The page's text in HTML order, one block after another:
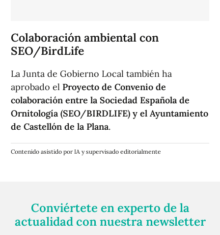
Colaboración ambiental con
SEO/BirdLife
La Junta de Gobierno Local también ha
aprobado el Proyecto de Convenio de
colaboración entre la Sociedad Española de
Ornitología (SEO/BIRDLIFE) y el Ayuntamiento
de Castellón de la Plana.
Contenido asistido por IA y supervisado editorialmente
Conviértete en experto de la
actualidad con nuestra newsletter